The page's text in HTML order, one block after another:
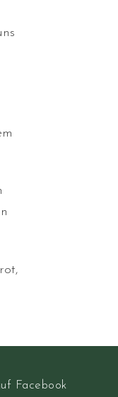
Facebook